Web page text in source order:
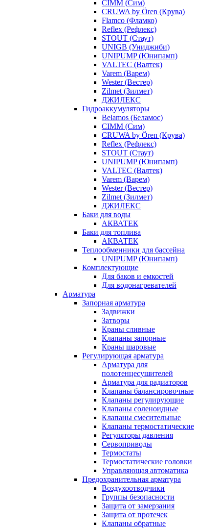
CIMM (Сим)
CRUWA by Ören (Крува)
Flamco (Фламко)
Reflex (Рефлекс)
STOUT (Стаут)
UNIGB (Униджиби)
UNIPUMP (Юнипамп)
VALTEC (Валтек)
Varem (Варем)
Wester (Вестер)
Zilmet (Зилмет)
ДЖИЛЕКС
Гидроаккумуляторы
Belamos (Беламос)
CIMM (Сим)
CRUWA by Ören (Крува)
Reflex (Рефлекс)
STOUT (Стаут)
UNIPUMP (Юнипамп)
VALTEC (Валтек)
Varem (Варем)
Wester (Вестер)
Zilmet (Зилмет)
ДЖИЛЕКС
Баки для воды
АКВАТЕК
Баки для топлива
АКВАТЕК
Теплообменники для бассейна
UNIPUMP (Юнипамп)
Комплектующие
Для баков и емкостей
Для водонагревателей
Арматура
Запорная арматура
Задвижки
Затворы
Краны сливные
Клапаны запорные
Краны шаровые
Регулирующая арматура
Арматура для
полотенцесушителей
Арматура для радиаторов
Клапаны балансировочные
Клапаны регулирующие
Клапаны соленоидные
Клапаны смесительные
Клапаны термостатические
Регуляторы давления
Сервоприводы
Термостаты
Термостатические головки
Управляющая автоматика
Предохранительная арматура
Воздухоотводчики
Группы безопасности
Защита от замерзания
Защита от протечек
Клапаны обратные